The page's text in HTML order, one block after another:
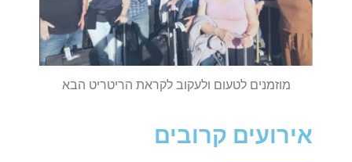
מוזמנים לטעום ולעקוב לקראת הריטריט הבא
אירועים קרובים